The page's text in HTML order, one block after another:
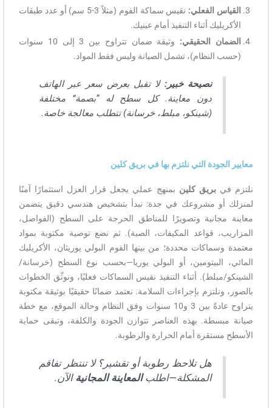
القياس الفعلي:
نقيس سماكة الفوم (مثلاً 3-5 سم) أو عدد طبقات
الأكريليك أثناء التنفيذ أمام عينيك.
الضمان الحقيقي:
وثيقة ضمان تتراوح بين 3 إلى 10 سنوات
(حسب النظام)، تشمل الصيانة وليس فقط المواد.
نصيحة خبير: لا تقبل بعرض سعر عبر الهاتف
دون معاينة. كل سطح له “بصمة” مختلفة
(شينكو، مبلط، خرسانة) تتطلب معالجة خاصة.
معايير الجودة التي نلتزم بها في بريق كلين
نلتزم فيبريق كلين بمنهج عملي يجعل قرار العزل استثمارًا آمنًا
لمنزلك أو مشروعك في جدة: نبدأ بتشخيص هندسي دقيق يتضمن
معاينة مجانية وتصويرًا للمناطق الحرجة على السطح (الفواصل،
المزاريب، قواعد المكيفات، الصبة). ثم نضع توصية مكتوبة بمواد
معتمدة وسماكات محددة؛ من بينها الفوم البولي يوريثان، الأكريليك
المائي، البيتومين، أو البولي يوريا—بحسب نوع السطح (خرسانة/
الشينكو/مبلط). أثناء التنفيذ نقيس السماكات فعليًا، ونوثّق الخطوات
بالصور، ونلتزم بإجراءات السلامة. نعتمد ضمانًا حقيقيًا بوثيقة مكتوبة
يتراوح عادةً بين 3 و10 سنوات وفق النظام وحالة الموقع، مع خطة
صيانة مبسطة. بهذه العناصر تتوازن الجودة والكلفة، وتبقى حماية
الأسطح مستقرة أمام الحرارة والرطوبة.
هل تلاحظ رطوبة أو تقشير؟ لا تنتظر تفاقم
المشكلة—اطلبالمعاينة المجانية الآن.